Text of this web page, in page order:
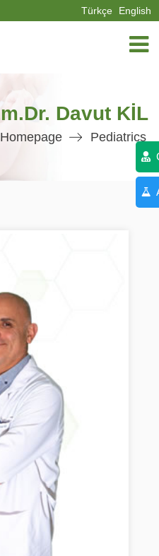
Türkçe English
Davut KİL
Homepage Pediatrics